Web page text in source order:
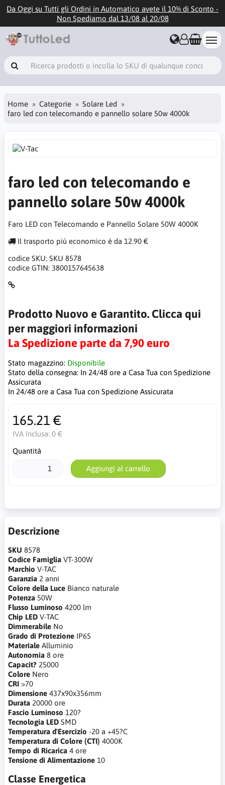
Da Oggi su Tutti gli Ordini in Automatico avete il 10% di Sconto -
Non Spediamo dal 13/08 al 20/08
Home Categorie
Solare Led
faro led con telecomando e pannello solare 50w 4000k
faro led con telecomando e
pannello solare 50w 4000k
Faro LED con Telecomando e Pannello Solare 50W 4000K
Il trasporto più economico è da 12.90 €
codice SKU: SKU 8578
codice GTIN: 3800157645638
Prodotto Nuovo e Garantito. Clicca qui
per maggiori informazioni
La Spedizione parte da 7,90 euro
Stato magazzino: Disponibile
Stato della consegna: In 24/48 ore a Casa Tua con Spedizione
Assicurata
In 24/48 ore a Casa Tua con Spedizione Assicurata
165.21 €
IVA Inclusa: 0 €
Quantità
Aggiungi al carrello
Descrizione
SKU 8578
Codice Famiglia VT-300W
Marchio V-TAC
Garanzia 2 anni
Colore della Luce Bianco naturale
Potenza 50W
Flusso Luminoso 4200 lm
Chip LED V-TAC
Dimmerabile No
Grado di Protezione IP65
Materiale Alluminio
Autonomia 8 ore
Capacit? 25000
Colore Nero
CRI >70
Dimensione 437x90x356mm
Durata 20000 ore
Fascio Luminoso 120?
Tecnologia LED SMD
Temperatura d'Esercizio -20 a +45?C
Temperatura di Colore (CTI) 4000K
Tempo di Ricarica 4 ore
Tensione di Alimentazione 10
Classe Energetica